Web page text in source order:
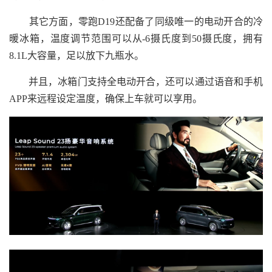
其它方面，零跑D19还配备了同级唯一的电动开合的冷
暖冰箱，温度调节范围可以从-6摄氏度到50摄氏度，拥有
8.1L大容量，足以放下九瓶水。
并且，冰箱门支持全电动开合，还可以通过语音和手机
APP来远程设定温度，确保上车就可以享用。